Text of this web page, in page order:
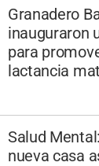
Granadero
inauguraron
para
lactancia
Salud
nueva casa